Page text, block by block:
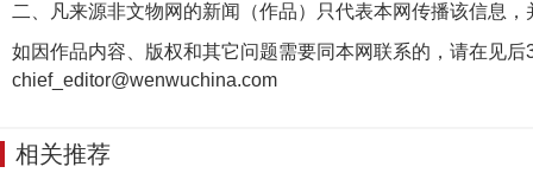
二、凡来源非文物网的新闻（作品）只代表本网传播该信息
如因作品内容、版权和其它问题需要同本网联系的，请在见后
chief_editor@wenwuchina.com
相关推荐